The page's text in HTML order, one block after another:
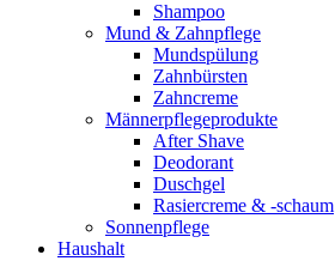
Shampoo
Mund & Zahnpflege
Mundspülung
Zahnbürsten
Zahncreme
Männerpflegeprodukte
After Shave
Deodorant
Duschgel
Rasiercreme & -schaum
Sonnenpflege
Haushalt